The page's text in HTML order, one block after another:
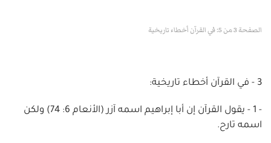
الصفحة 3 من 5: في القرآن أخطاء تاريخية
3 - في القرآن أخطاء تاريخية:
- 1 - يقول القرآن إن أبا إبراهيم اسمه آزر (الأنعام 6: 74) ولكن
اسمه تارح.